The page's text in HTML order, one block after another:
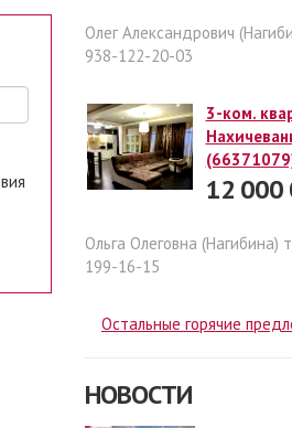
Олег Александрович
938-122-20-03
3-ком.
12 000
Ольга Олеговна (Нагибина)
199-16-15
Остальные горячие
НОВОСТИ